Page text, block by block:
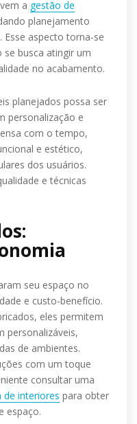
a gestão de
planejamento
aspecto torna-se
se busca atingir um
no acabamento.
planejados possa ser
personalização e
com o tempo,
e estético,
dos usuários.
e técnicas
seu espaço no
e custo-benefício.
eles permitem
personalizáveis,
de ambientes.
com um toque
consultar uma
de interiores para obter
espaço.